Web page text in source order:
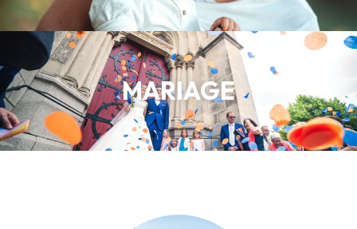
MARIAGE